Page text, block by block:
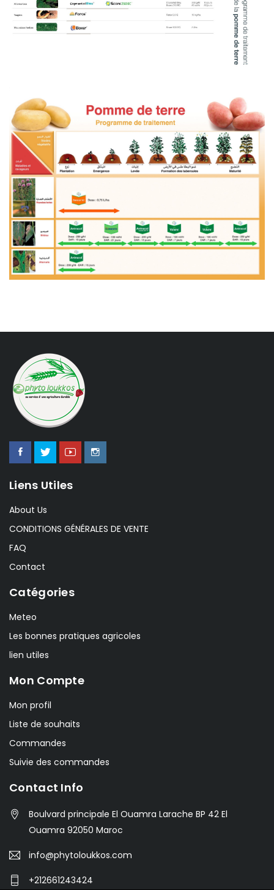
Liens Utiles
About Us
CONDITIONS GÉNÉRALES DE VENTE
FAQ
Contact
Catégories
Meteo
Les bonnes pratiques agricoles
lien utiles
Mon Compte
Mon profil
Liste de souhaits
Commandes
Suivie des commandes
Contact Info
Boulvard principale El Ouamra Larache BP 42 El
Ouamra 92050 Maroc
info@phytoloukkos.com
+212661243424